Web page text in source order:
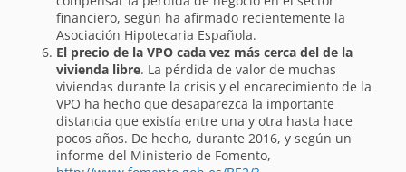
financiero, según ha afirmado recientemente la
Asociación Hipotecaria Española.
El precio de la VPO cada vez más cerca del de la
vivienda libre. La pérdida de valor de muchas
viviendas durante la crisis y el encarecimiento de la
VPO ha hecho que desaparezca la importante
distancia que existía entre una y otra hasta hace
pocos años. De hecho, durante 2016, y según un
informe del Ministerio de Fomento,